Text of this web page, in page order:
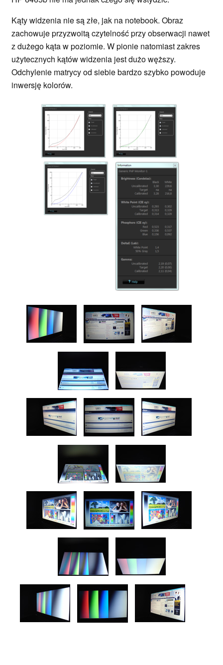
Kąty widzenia nie są złe, jak na notebook. Obraz
zachowuje przyzwoitą czytelność przy obserwacji nawet
z dużego kąta w poziomie. W pionie natomiast zakres
użytecznych kątów widzenia jest dużo węższy.
Odchylenie matrycy od siebie bardzo szybko powoduje
inwersję kolorów.